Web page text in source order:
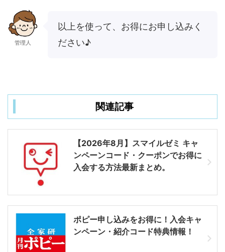
管理人
以上を使って、お得にお申し込みく
ださい♪
関連記事
【2026年8月】スマイルゼミ キャ
ンペーンコード・クーポンでお得に
入会する方法最新まとめ。
ポピー申し込みをお得に！入会キャ
ンペーン・紹介コード特典情報！